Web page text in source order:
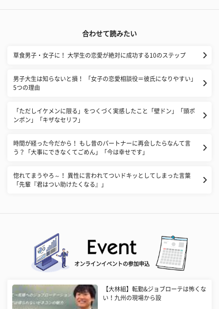
合わせて読みたい
草食男子・女子に！ 大学生の恋愛が絶対に成功する10のステップ
男子大生は知らないと損！ 「女子の恋愛相談役＝彼氏になりやすい」
5つの理由
「ただしイケメンに限る」をつくづく実感したこと「壁ドン」「頭ポ
ンポン」「キザなセリフ」
時間が経った今だから！ もし昔のパートナーに再会したらなんて言
う？「大事にできなくてごめん」「今は幸せです」
惚れてまうやろ～！ 異性に言われてついドキッとしてしまった言葉
「先輩『君はつい助けたくなる』」
オンラインイベントの参加申込
【大林組】転勤&ジョブローテは怖くな
い！九州の現場から設